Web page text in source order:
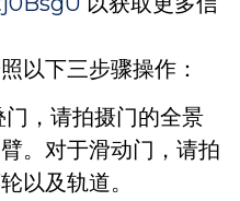
以下三步骤操作：
，请拍摄门的全景
。对于滑动门，请拍
以及轨道。